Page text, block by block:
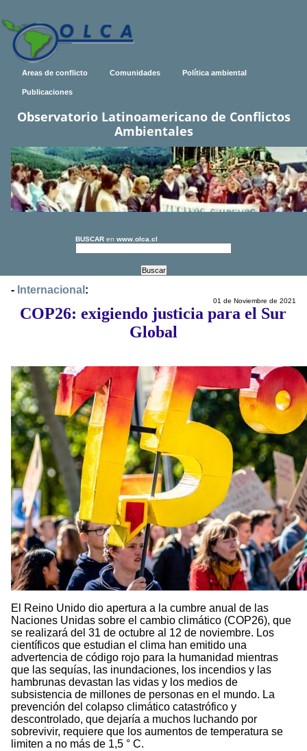
Areas de conflicto Comunidades Política ambiental
Publicaciones
Observatorio Latinoamericano de Conflictos
Ambientales
BUSCAR en www.olca.cl
- Internacional :
01 de Noviembre de 2021
COP26: exigiendo justicia para el Sur
Global
El Reino Unido dio apertura a la cumbre anual de las
Naciones Unidas sobre el cambio climático (COP26), que
se realizará del 31 de octubre al 12 de noviembre. Los
científicos que estudian el clima han emitido una
advertencia de código rojo para la humanidad mientras
que las sequías, las inundaciones, los incendios y las
hambrunas devastan las vidas y los medios de
subsistencia de millones de personas en el mundo. La
prevención del colapso climático catastrófico y
descontrolado, que dejaría a muchos luchando por
sobrevivir, requiere que los aumentos de temperatura se
limiten a no más de 1,5 ° C.